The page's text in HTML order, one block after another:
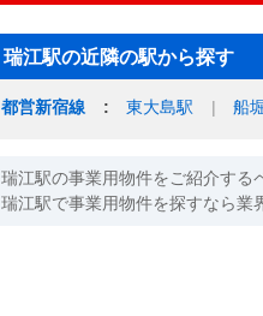
瑞江駅の近隣の駅から探す
都営新宿線 東大島駅 船
瑞江駅の事業用物件をご紹介する
瑞江駅で事業用物件を探すなら業